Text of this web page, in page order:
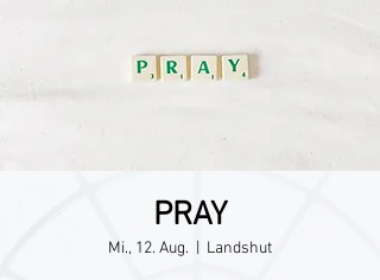
PRAY
Mi., 12. Aug. Landshut